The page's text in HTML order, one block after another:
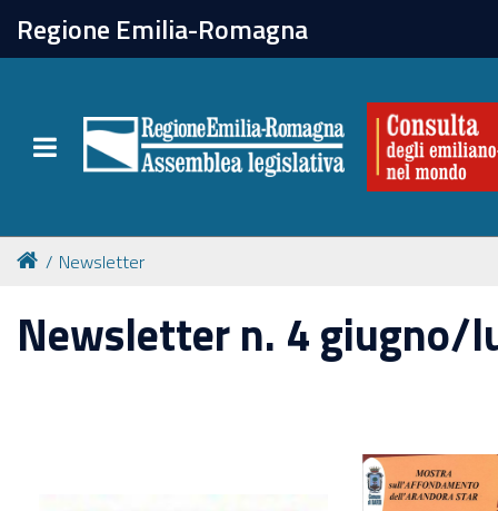
Regione Emilia-Romagna
Toggle navigation
chiudi
Attività
Per chi vive all'estero
Newsletter
Newsletter
Newsletter n. 4 giugno/